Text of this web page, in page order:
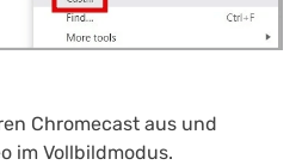
Chromecast aus und
im Vollbildmodus.